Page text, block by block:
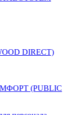
DIRECT)
(PUBLIC